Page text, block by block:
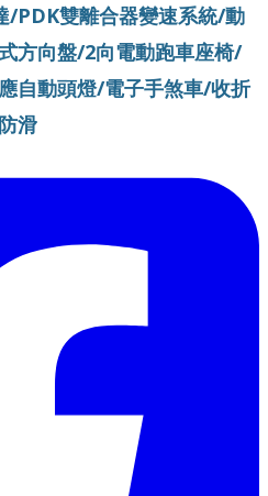
/PDK雙離合器變速系統/動
方向盤/2向電動跑車座椅/
自動頭燈/電子手煞車/收折
滑